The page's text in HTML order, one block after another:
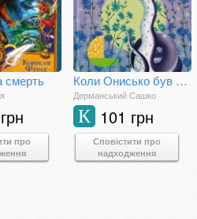
смерть
про
Коли Онисько був малесенький. Книжка 4
Дерманський Сашко
101 грн
К
Сповістити про
надходження